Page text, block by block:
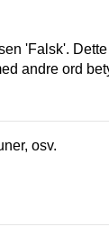
'Falsk'.
andre ord
osv.